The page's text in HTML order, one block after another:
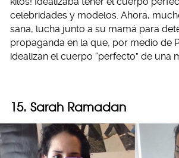
celebridades y modelos. Ahora,
sana, lucha junto a su mamá para
propaganda en la que, por medio de
idealizan el cuerpo “perfecto” de una
15. Sarah Ramadan